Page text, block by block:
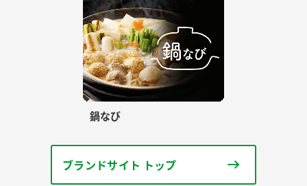
鍋なび
ブランドサイト トップ